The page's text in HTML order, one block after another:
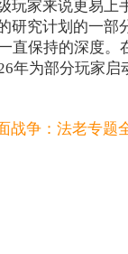
玩家来说更易上
研究计划的一部
直保持的深度。
年为部分玩家启
战争：法老专题